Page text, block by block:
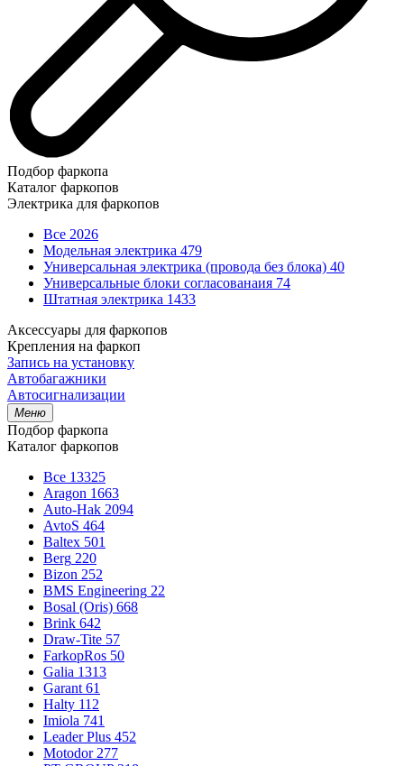
Подбор фаркопа
Каталог фаркопов
Электрика для фаркопов
Все 2026
Модельная электрика 479
Универсальная электрика (провода без блока) 40
Универсальные блоки согласованаия 74
Штатная электрика 1433
Аксессуары для фаркопов
Крепления на фаркоп
Запись на установку
Автобагажники
Автосигнализации
Меню
Подбор фаркопа
Каталог фаркопов
Все 13325
Aragon 1663
Auto-Hak 2094
AvtoS 464
Baltex 501
Berg 220
Bizon 252
BMS Engineering 22
Bosal (Oris) 668
Brink 642
Draw-Tite 57
FarkopRos 50
Galia 1313
Garant 61
Halty 112
Imiola 741
Leader Plus 452
Motodor 277